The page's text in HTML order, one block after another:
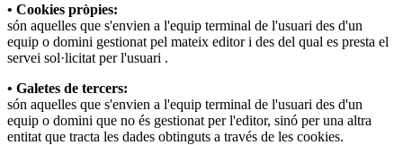
• Cookies pròpies:
són aquelles que s'envien a l'equip terminal de l'usuari des d'un
equip o domini gestionat pel mateix editor i des del qual es presta el
servei sol·licitat per l'usuari .
• Galetes de tercers:
són aquelles que s'envien a l'equip terminal de l'usuari des d'un
equip o domini que no és gestionat per l'editor, sinó per una altra
entitat que tracta les dades obtinguts a través de les cookies.